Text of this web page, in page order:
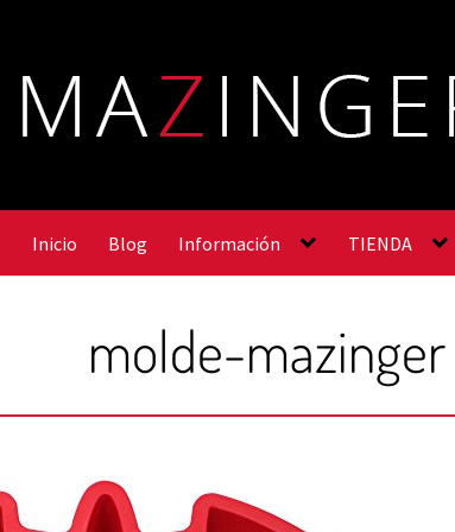
Inicio Blog Información TIENDA
molde-mazinger